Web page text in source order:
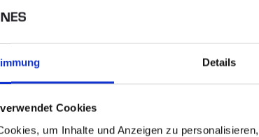
Details
Cookies
um Inhalte und Anzeigen zu
hat CroisiEurope 2, die auf dem Neckar fahren:
Service, die eine persönliche Note
Abfahrtsort ist meistens
Cruises 1, die den Neckar ansteuern: dieMS SWISS
ist in der Regel Stuttgart.
Neckar